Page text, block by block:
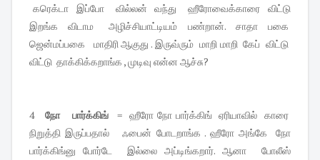
கரெக்டா இப்போ வில்லன் வந்து ஹீரோவைக்காரை விட்டு
இறங்க விடாம அழிச்சியாட்டியம் பண்றான். சாதா பகை
ஜென்மப்பகை மாதிரி ஆகுது . இருவ்ரும் மாறி மாறி கேப் விட்டு
விட்டு தாக்கிக்கறாங்க , முடிவு என்ன ஆச்சு?
4 நோ பார்க்கிங் = ஹீரோ நோ பார்க்கிங் ஏரியாவில் காரை
நிறுத்தி இருப்பதால் ஃபைன் போடறாங்க . ஹீரோ அங்கே நோ
பார்க்கிங்னு போர்டே இல்லை அப்டிங்கறார். ஆனா போலீஸ்